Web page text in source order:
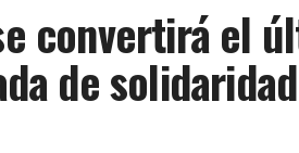
convertirá el
de